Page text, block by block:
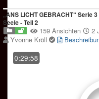
„ANS LICHT GEBRACHT“ Serie
Seele - Teil 2
159 Ansichten
2
Yvonne Kröll
0:29:58